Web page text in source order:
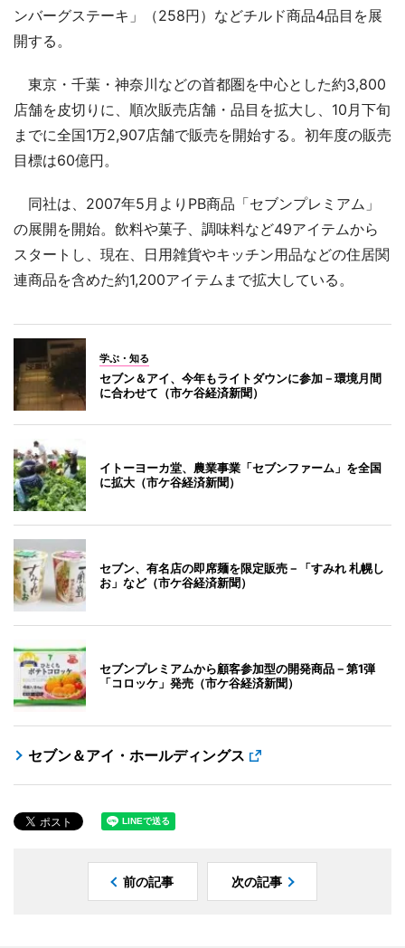
ンバーグステーキ」（258円）などチルド商品4品目を展
開する。
東京・千葉・神奈川などの首都圏を中心とした約3,800
店舗を皮切りに、順次販売店舗・品目を拡大し、10月下旬
までに全国1万2,907店舗で販売を開始する。初年度の販売
目標は60億円。
同社は、2007年5月よりPB商品「セブンプレミアム」
の展開を開始。飲料や菓子、調味料など49アイテムから
スタートし、現在、日用雑貨やキッチン用品などの住居関
連商品を含めた約1,200アイテムまで拡大している。
学ぶ・知る
セブン＆アイ、今年もライトダウンに参加－環境月間
に合わせて（市ケ谷経済新聞）
イトーヨーカ堂、農業事業「セブンファーム」を全国
に拡大（市ケ谷経済新聞）
セブン、有名店の即席麺を限定販売－「すみれ 札幌し
お」など（市ケ谷経済新聞）
セブンプレミアムから顧客参加型の開発商品－第1弾
「コロッケ」発売（市ケ谷経済新聞）
セブン＆アイ・ホールディングス
前の記事 次の記事